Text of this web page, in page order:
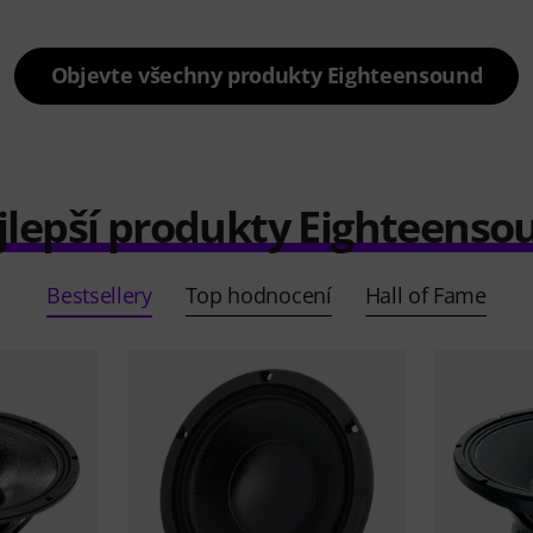
Objevte všechny produkty Eighteensound
produkty
Bestsellery Top hodnocení Hall of Fame